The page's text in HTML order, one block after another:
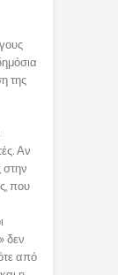
της
Αν
στην
που
δεν
από